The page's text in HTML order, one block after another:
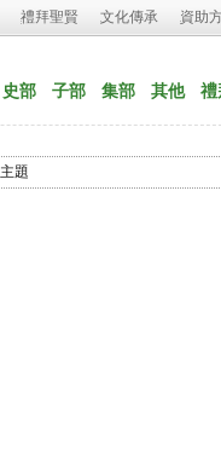
禮拜聖賢 文化傳承 資助
史部 子部 集部 其他 禮
主題